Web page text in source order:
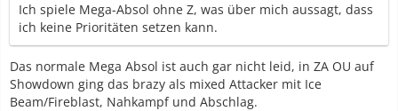
Ich spiele Mega-Absol ohne Z, was über mich aussagt, dass
ich keine Prioritäten setzen kann.
Das normale Mega Absol ist auch gar nicht leid, in ZA OU auf
Showdown ging das brazy als mixed Attacker mit Ice
Beam/Fireblast, Nahkampf und Abschlag.